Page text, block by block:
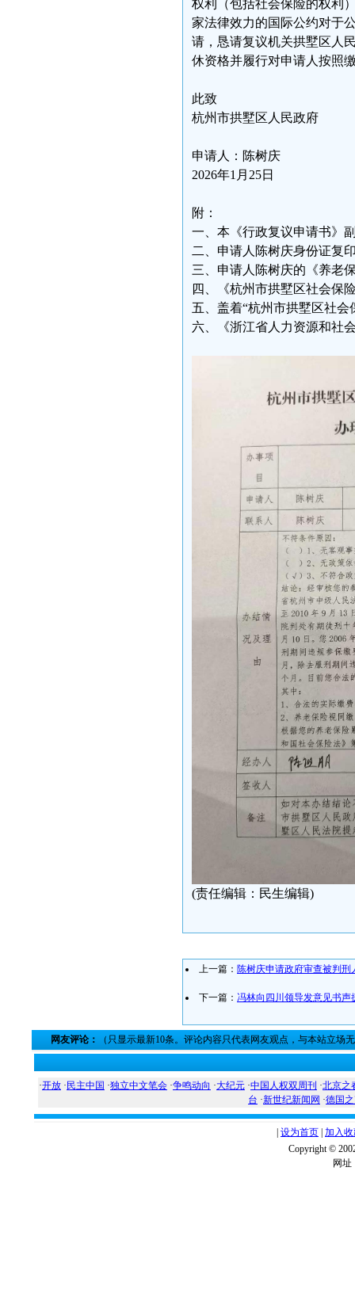
权利（包括社会保险的权利
家法律效力的国际公约对于
请，恳请复议机关拱墅区人
休资格并履行对申请人按照
此致
杭州市拱墅区人民政府
申请人：陈树庆
2026年1月25日
附：
一、本《行政复议申请书》
二、申请人陈树庆身份证复
三、申请人陈树庆的《养老
四、《杭州市拱墅区社会保
五、盖着“杭州市拱墅区社
六、《浙江省人力资源和社
(责任编辑：民生编辑)
上一篇： 陈树庆申请政府审查被判刑
下一篇： 冯林向四川领导发意见书声
网友评论： （只显示最新10条。评论内容只代表网友观点，与本站立场
·开放 · 民主中国 ·独立中文笔会 ·争鸣动向 ·大纪元 ·中国人权双周刊 ·北京之
台 ·新世纪新闻网 ·德国
设为首页 加入
Copyright ©
网址